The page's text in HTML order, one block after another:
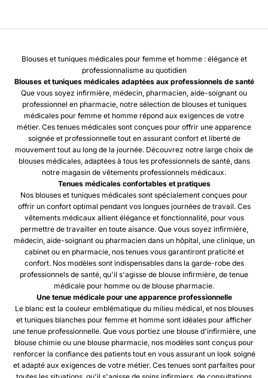
Blouses et tuniques médicales pour femme et homme : élégance et
professionnalisme au quotidien
Blouses et tuniques médicales adaptées aux professionnels de santé
Que vous soyez infirmière, médecin, pharmacien, aide-soignant ou
professionnel en pharmacie, notre sélection de blouses et tuniques
médicales pour femme et homme répond aux exigences de votre
métier. Ces tenues médicales sont conçues pour offrir une apparence
soignée et professionnelle tout en assurant confort et liberté de
mouvement tout au long de la journée. Découvrez notre large choix de
blouses médicales, adaptées à tous les professionnels de santé, dans
notre magasin de vêtements professionnels médicaux.
Tenues médicales confortables et pratiques
Nos blouses et tuniques médicales sont spécialement conçues pour
offrir un confort optimal pendant vos longues journées de travail. Ces
vêtements médicaux allient élégance et fonctionnalité, pour vous
permettre de travailler en toute aisance. Que vous soyez infirmière,
médecin, aide-soignant ou pharmacien dans un hôpital, une clinique, un
cabinet ou en pharmacie, nos tenues vous garantiront praticité et
confort. Nos modèles sont indispensables dans la garde-robe des
professionnels de santé, qu'il s'agisse de blouse infirmière, de tenue
médicale pour homme ou de blouse pharmacie.
Une tenue médicale pour une apparence professionnelle
Le blanc est la couleur emblématique du milieu médical, et nos blouses
et tuniques blanches pour femme et homme sont idéales pour afficher
une tenue professionnelle. Que vous portiez une blouse d'infirmière, une
blouse chimie ou une blouse pharmacie, nos modèles sont conçus pour
renforcer la confiance des patients tout en vous assurant un look soigné
et adapté aux exigences de votre métier. Ces tenues sont parfaites pour